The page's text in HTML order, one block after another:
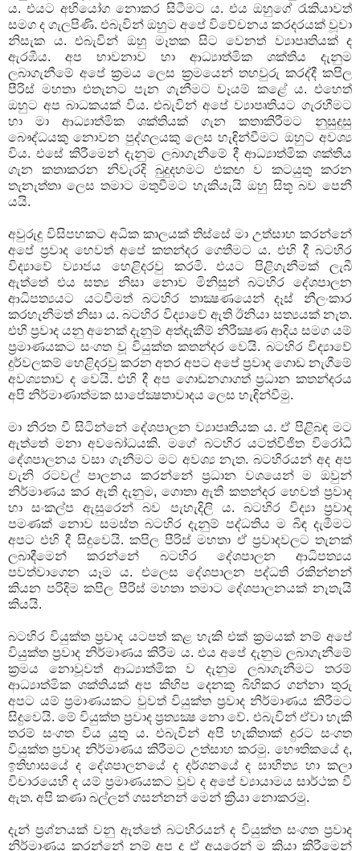
ය. එයට අභියෝග නොකර සිටීමට ය. එය ඔහුගේ රැකියාවත්
සමග ද ගැලපිණි. එබැවින් ඔහුට අපේ විවේචනය කරදරයක් වූවා
නිසැක ය. එබැවින් ඔහු මෑතක සිට වෙනත් ව්‍යාපෘතියක් ද
ඇරඹීය. අප භාවනාව හා ආධ්‍යාත්මික ශක්තිය දැනුම
ලබාගැනීමේ අපේ ක්‍රමය ලෙස ක්‍රමයෙන් තහවුරු කරද්දී කපිල
පීරිස් මහතා එතැනට පැන ගැනීමට වෑයම් කළේ ය. එහෙත්
ඔහුට අප බාධකයක් විය. එබැවින් අපේ ව්‍යාපෘතියට ගැරහීමට
හා මා ආධ්‍යාත්මික ශක්තියක් ගැන කතාකිරීමට නුසුදුසු
බෞද්ධයකු නොවන පුද්ගලයකු ලෙස හැඳින්වීමට ඔහුට අවශ්‍ය
විය. එසේ කිරීමෙන් දැනුම ලබාගැනීමේ දී ආධ්‍යාත්මික ශක්තිය
ගැන කතාකරන නිවැරදි බුදුදහමට එකඟ ව කටයුතු කරන
තැනැත්තා ලෙස තමාට මතුවීමට හැකියැයි ඔහු සිතූ බව පෙනී
යයි.
අවුරුදු විසිපහකට අධික කාලයක් තිස්සේ මා උත්සාහ කරන්නේ
අපේ ප්‍රවාද හෙවත් අපේ කතන්දර ගෙතීමට ය. එහි දී බටහිර
විද්‍යාවේ ව්‍යාජය හෙළිදරවු කරමි. එයට පිළිගැනීමක් ලැබී
ඇත්තේ එය සත්‍ය නිසා නොව මිනිසුන් බටහිර දේශපාලන
ආධිපත්‍යයට යටවීමත් බටහිර තාක්‍ෂණයෙන් දෑස් නීලංකාර
කරහැනීමත් නිසා ය. බටහිර විද්‍යාවේ ඇති ඊනියා සත්‍යයක් නැත.
එහි ප්‍රවාද යනු අනෙක් දැනුම් අත්දැකීම් නිරීක්‍ෂණ ආදිය සමග යම්
ප්‍රමාණයකට සංගත වූ වියුක්ත කතන්දර වෙයි. බටහිර විද්‍යාවේ
දුර්වලකම් හෙළිදරවු කරන අතර අපට අපේ ප්‍රවාද ගොඩ නැගීමේ
අවශ්‍යතාව ද වෙයි. එහි දී අප ගොඩනගාගත් ප්‍රධාන කතන්දරය
අපි නිර්මාණාත්මක සාපේක්‍ෂතාවාදය ලෙස හැඳින්වීමු.
මා නිරත වී සිටින්නේ දේශපාලන ව්‍යාපෘතියක ය. ඒ පිළිබඳ මට
ඇත්තේ මනා අවබෝධයකි. මගේ බටහිර යටත්විජිත විරෝධී
දේශපාලනය වසා ගැනීමට මට අවශ්‍ය නැත. බටහිරයන් අද අප
වැනි රටවල් පාලනය කරන්නේ ප්‍රධාන වශයෙන් ම ඔවුන්
නිර්මාණය කර ඇති දැනුම, ගොතා ඇති කතන්දර හෙවත් ප්‍රවාද
හා සංකල්ප ඇසුරෙන් බව පැහැදිලි ය. බටහිර විද්‍යා ප්‍රවාද
පමණක් නොව සමස්ත බටහිර දැනුම් පද්ධතිය ම බිඳ දැමීමට
අපට එහි දී සිදුවෙයි. කපිල පීරිස් මහතා ඒ ප්‍රවාදවලට තැනක්
ලබාදීමෙන් කරන්නේ බටහිර දේශපාලන ආධිපත්‍යය
පවත්වාගෙන යෑම ය. එලෙස දේශපාලන පද්ධති රකින්නන්
කියන පරිදිම කපිල පීරිස් මහතා තමාට දේශපාලනයක් නැතැයි
කියයි.
බටහිර වියුක්ත ප්‍රවාද යටපත් කළ හැකි එක් ක්‍රමයක් නම් අපේ
වියුක්ත ප්‍රවාද නිර්මාණය කිරීම ය. එය අපේ දැනුම ලබාගැනීමේ
ක්‍රමය නොවූවත් ආධ්‍යාත්මික ව දැනුම ලබාගැනීමට තරම්
ආධ්‍යාත්මික ශක්තියක් අප කිහිප දෙනකු බිහිකර ගන්නා තුරු
අපට යම් ප්‍රමාණයකට වුවත් වියුක්ත ප්‍රවාද නිර්මාණය කිරීමට
සිදුවෙයි. මේ වියුක්ත ප්‍රවාද ප්‍රත්‍යක්‍ෂ නො වේ. එබැවින් ඒවා හැකි
තරම් සංගත විය යුතු ය. එබැවින් අපි හැකිතාක් දුරට සංගත
වියුක්ත ප්‍රවාද නිර්මාණය කිරීමට උත්සාහ කරමු. භෞතිකයේ ද,
ඉතිහාසයේ ද දේශපාලනයේ ද දර්ශනයේ ද සාහිත්‍ය හා කලා
විචාරයෙහි ද යම් ප්‍රමාණයකට වුව ද අපේ ව්‍යායාමය සාර්ථක වී
ඇත. අපි කණා බල්ලන් ගසන්නන් මෙන් ක්‍රියා නොකරමු.
දැන් ප්‍රශ්නයක් වනු ඇත්තේ බටහිරයන් ද වියුක්ත සංගත ප්‍රවාද
නිර්මාණය කරන්නේ නම් අප ද ඒ අයුරෙන් ම ක්‍රියා කිරීමෙන්